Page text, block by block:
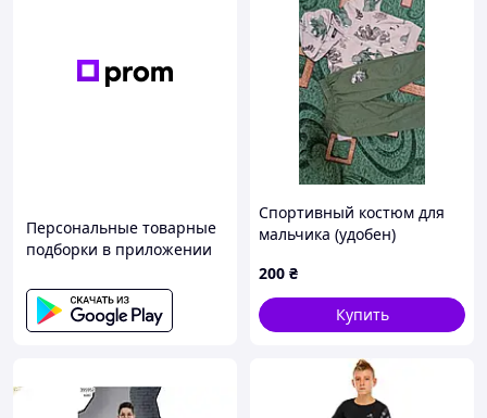
Персональные товарные
подборки в приложении
Спортивный костюм для
мальчика (удобен)
200 ₴
Купить